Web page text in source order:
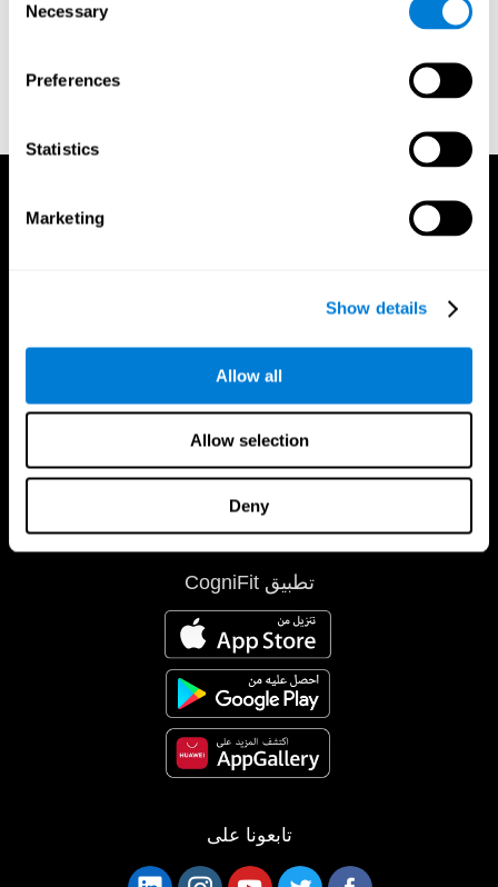
Selection
Necessary
Preferences
Statistics
Marketing
Show details
Allow all
Allow selection
Deny
Stroop, J. R (1935). Studies of interference in serial verbal
تطبيق CogniFit
تابعونا على